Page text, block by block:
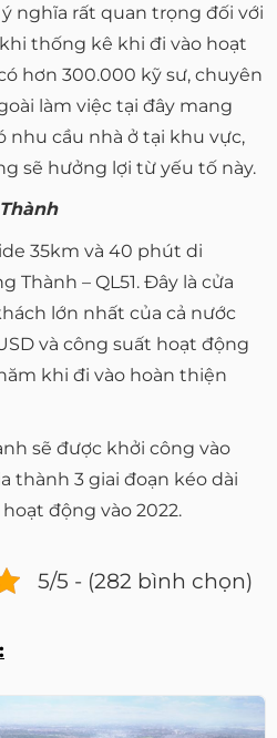
nghĩa rất quan trọng đối với
thống kê khi đi vào hoạt
hơn 300.000 kỹ sư, chuyên
làm việc tại đây mang
nhu cầu nhà ở tại khu vực,
sẽ hưởng lợi từ yếu tố này.
35km và 40 phút di
Thành – QL51. Đây là cửa
lớn nhất của cả nước
và công suất hoạt động
khi đi vào hoàn thiện
sẽ được khởi công vào
thành 3 giai đoạn kéo dài
hoạt động vào 2022.
5/5 - (282 bình chọn)